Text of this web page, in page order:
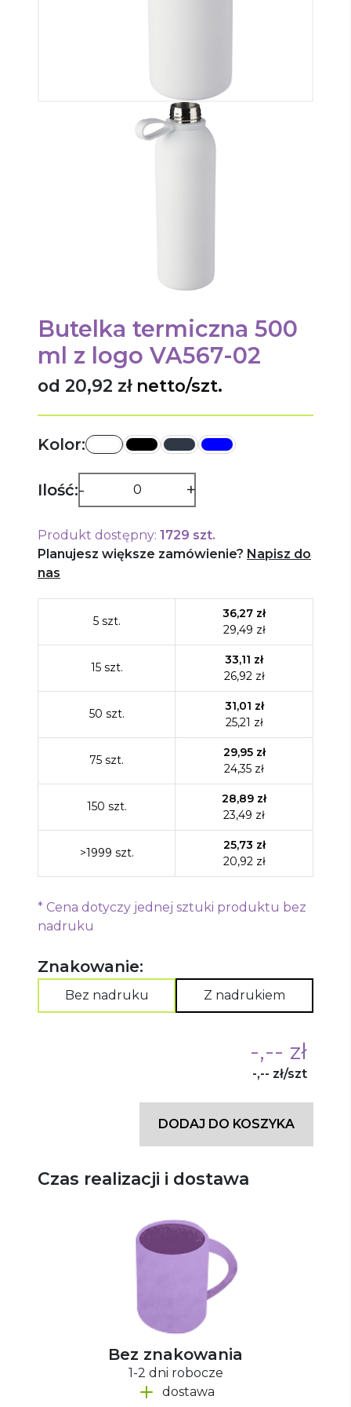
Butelka termiczna 500
ml z logo VA567-02
od 20,92 zł netto/szt.
Kolor:
Ilość:- +
Produkt dostępny: 1729 szt.
Planujesz większe zamówienie? Napisz do
nas
5 szt.
36,27 zł
29,49 zł
15 szt.
33,11 zł
26,92 zł
50 szt.
31,01 zł
25,21 zł
75 szt.
29,95 zł
24,35 zł
150 szt.
28,89 zł
23,49 zł
>1999 szt.
25,73 zł
20,92 zł
* Cena dotyczy jednej sztuki produktu bez
nadruku
Znakowanie:
Bez nadruku Z nadrukiem
-,-- zł
-,-- zł/szt
DODAJ DO KOSZYKA
Czas realizacji i dostawa
Bez znakowania
1-2 dni robocze
dostawa